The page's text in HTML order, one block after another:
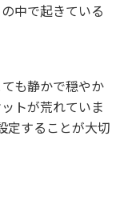
中で起きている
も静かで穏やか
トが荒れていま
定することが大切